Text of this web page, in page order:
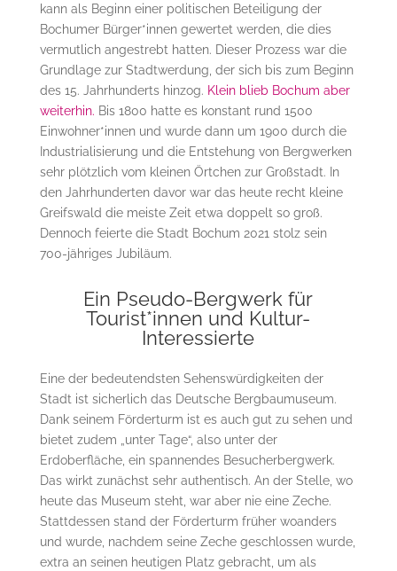
kann als Beginn einer politischen Beteiligung der
Bochumer Bürger*innen gewertet werden, die dies
vermutlich angestrebt hatten. Dieser Prozess war die
Grundlage zur Stadtwerdung, der sich bis zum Beginn
des 15. Jahrhunderts hinzog. Klein blieb Bochum aber
weiterhin. Bis 1800 hatte es konstant rund 1500
Einwohner*innen und wurde dann um 1900 durch die
Industrialisierung und die Entstehung von Bergwerken
sehr plötzlich vom kleinen Örtchen zur Großstadt. In
den Jahrhunderten davor war das heute recht kleine
Greifswald die meiste Zeit etwa doppelt so groß.
Dennoch feierte die Stadt Bochum 2021 stolz sein
700-jähriges Jubiläum.
Ein Pseudo-Bergwerk für
Tourist*innen und Kultur-
Interessierte
Eine der bedeutendsten Sehenswürdigkeiten der
Stadt ist sicherlich das Deutsche Bergbaumuseum.
Dank seinem Förderturm ist es auch gut zu sehen und
bietet zudem „unter Tage“, also unter der
Erdoberfläche, ein spannendes Besucherbergwerk.
Das wirkt zunächst sehr authentisch. An der Stelle, wo
heute das Museum steht, war aber nie eine Zeche.
Stattdessen stand der Förderturm früher woanders
und wurde, nachdem seine Zeche geschlossen wurde,
extra an seinen heutigen Platz gebracht, um als